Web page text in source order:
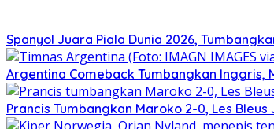
Spanyol Juara Piala Dunia 2026,
Argentina Comeback Tumbangkan Inggris,
Prancis Tumbangkan Maroko 2-0, Les